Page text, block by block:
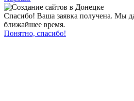
Спасибо! Ваша заявка получена. Мы
ближайшее время.
Понятно, спасибо!